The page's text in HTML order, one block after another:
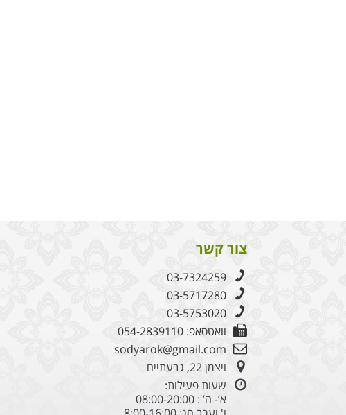
צור קשר
03-7324259
03-5717280
03-5753020
וואטסאפ: 054-2839110
sodyarok@gmail.com
ויצמן 22, גבעתיים
שעות פעילות:
א’- ה’ : 08:00-20:00